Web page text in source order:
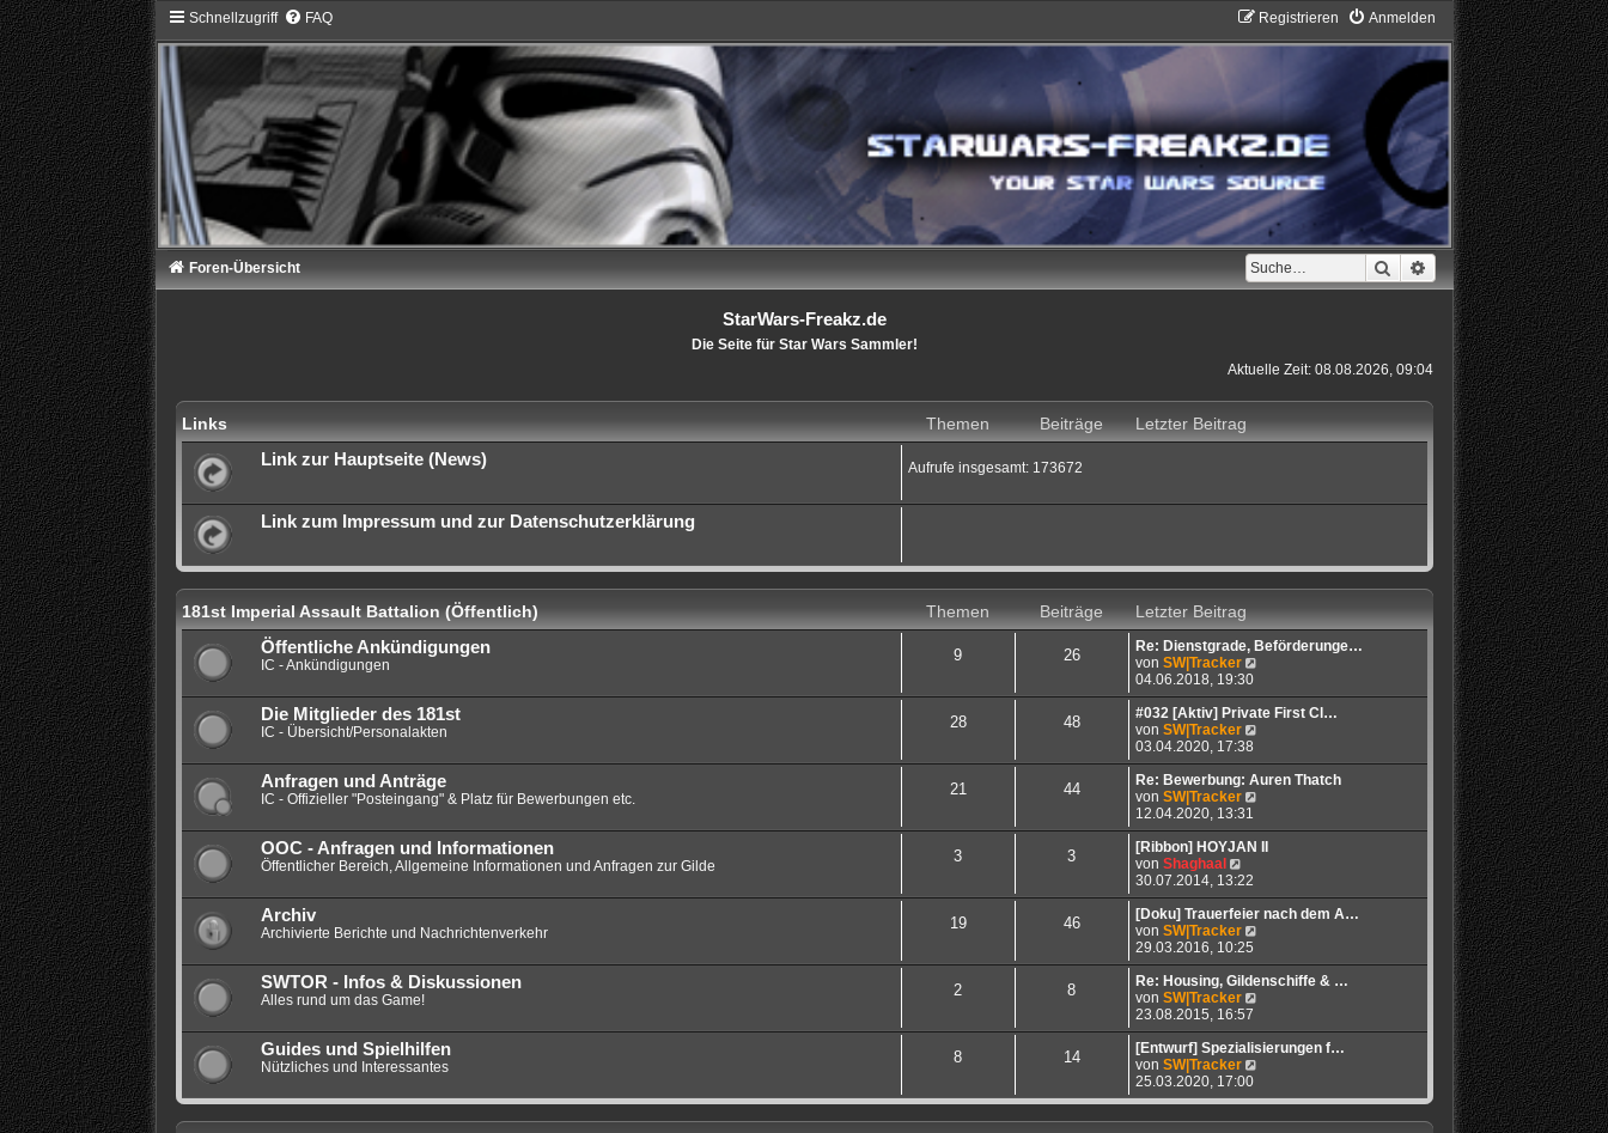
Schnellzugriff FAQ Anmelden
Registrieren
Suche Erweiterte Suche
Foren-Übersicht
StarWars-Freakz.de
Die Seite für Star Wars Sammler!
Aktuelle Zeit: 08.08.2026, 09:04
Links Themen Beiträge
Letzter Beitrag
Link zur Hauptseite (News)
Aufrufe insgesamt: 173672
Link zum Impressum und zur Datenschutzerklärung
181st Imperial Assault Battalion (Öffentlich) Themen Beiträge
Letzter Beitrag
Öffentliche Ankündigungen
IC - Ankündigungen
9 26
Re: Dienstgrade, Beförderunge…
von SW|Tracker
u
e
e
r
i
t
g
04.06.2018, 19:30
Die Mitglieder des 181st
IC - Übersicht/Personalakten
28 48
#032 [Aktiv] Private First Cl…
von SW|Tracker
u
e
e
r
i
t
g
03.04.2020, 17:38
Anfragen und Anträge
IC - Offizieller "Posteingang" & Platz für Bewerbungen etc.
21 44
Re: Bewerbung: Auren Thatch
von SW|Tracker
u
e
e
r
i
t
g
12.04.2020, 13:31
OOC - Anfragen und Informationen
Öffentlicher Bereich, Allgemeine Informationen und Anfragen zur Gilde
3 3
[Ribbon] HOYJAN II
von Shaghaal
e
u
e
s
t
e
r
B
e
i
t
r
a
g
30.07.2014, 13:22
Archiv
Archivierte Berichte und Nachrichtenverkehr
19 46
[Doku] Trauerfeier nach dem A…
von SW|Tracker
u
e
e
r
i
29.03.2016, 10:25
SWTOR - Infos & Diskussionen
Alles rund um das Game!
2 8
Re: Housing, Gildenschiffe & …
von SW|Tracker
u
e
e
23.08.2015, 16:57
Guides und Spielhilfen
Nützliches und Interessantes
8 14
[Entwurf] Spezialisierungen f…
von SW|Tracker
u
25.03.2020, 17:00